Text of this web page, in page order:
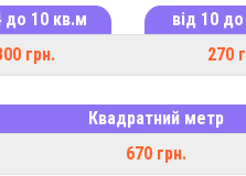
до 10 кв.м від 10
грн. 270
Квадратний метр
670 грн.